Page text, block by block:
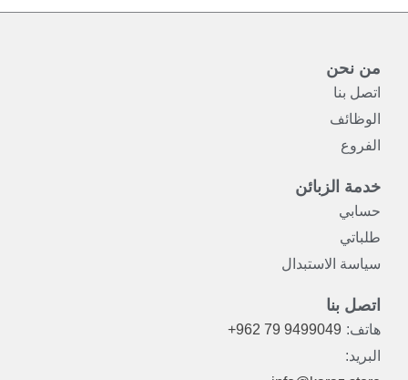
من نحن
اتصل بنا
الوظائف
الفروع
خدمة الزبائن
حسابي
طلباتي
سياسة الاستبدال
اتصل بنا
هاتف: +962 79 9499049
البريد: